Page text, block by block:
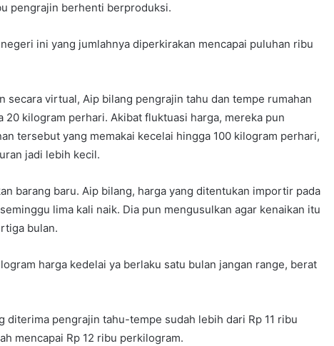
pengrajin berhenti berproduksi.
ini yang jumlahnya diperkirakan mencapai puluhan ribu
secara virtual, Aip bilang pengrajin tahu dan tempe rumahan
20 kilogram perhari. Akibat fluktuasi harga, mereka pun
tersebut yang memakai kecelai hingga 100 kilogram perhari,
jadi lebih kecil.
barang baru. Aip bilang, harga yang ditentukan importir pada
lima kali naik. Dia pun mengusulkan agar kenaikan itu
bulan.
harga kedelai ya berlaku satu bulan jangan range, berat
diterima pengrajin tahu-tempe sudah lebih dari Rp 11 ribu
mencapai Rp 12 ribu perkilogram.